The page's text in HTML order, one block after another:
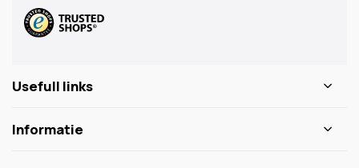
Usefull links
Informatie